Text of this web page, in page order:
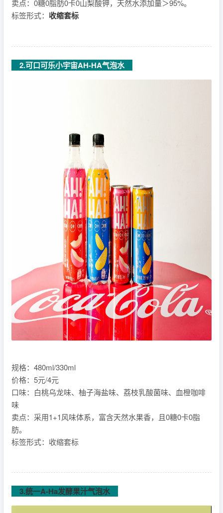
卖点：0糖0脂肪0卡0山梨酸钾，天然水添加量＞95%。
标签形式： 收缩套标
2.可口可乐小宇宙AH-HA气泡水
规格：480ml/330ml
价格：5元/4元
口味：白桃乌龙味、柚子海盐味、荔枝乳酸菌味、血橙咖啡
味
卖点：采用1+1风味体系，富含天然水果香，且0糖0卡0脂
肪。
标签形式：收缩套标
3.统一A-Ha发酵果汁气泡水